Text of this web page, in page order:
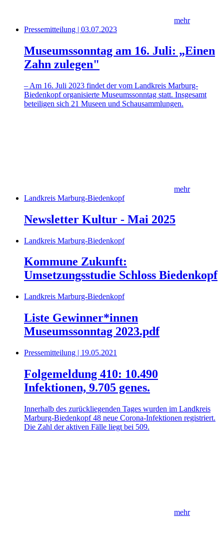
mehr
Pressemitteilung | 03.07.2023
Museumssonntag am 16. Juli: „Einen
Zahn zulegen"
– Am 16. Juli 2023 findet der vom Landkreis Marburg-
Biedenkopf organisierte Museumssonntag statt. Insgesamt
beteiligen sich 21 Museen und Schausammlungen.
mehr
Landkreis Marburg-Biedenkopf
Newsletter Kultur - Mai 2025
Landkreis Marburg-Biedenkopf
Kommune Zukunft:
Umsetzungsstudie Schloss Biedenkopf
Landkreis Marburg-Biedenkopf
Liste Gewinner*innen
Museumssonntag 2023.pdf
Pressemitteilung | 19.05.2021
Folgemeldung 410: 10.490
Infektionen, 9.705 genes.
Innerhalb des zurückliegenden Tages wurden im Landkreis
Marburg-Biedenkopf 48 neue Corona-Infektionen registriert.
Die Zahl der aktiven Fälle liegt bei 509.
mehr